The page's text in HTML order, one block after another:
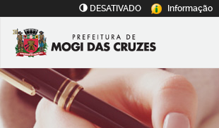
DESATIVADO Informação